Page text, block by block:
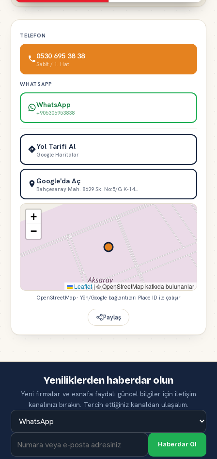
TELEFON
0530 695 38 38
Sabit / 1. Hat
WHATSAPP
WhatsApp
+905306953838
Yol Tarifi Al
Google Haritalar
Google'da Aç
Bahçesaray Mah. 8629 Sk. No:5/G K-14…
+
−
Leaflet |© OpenStreetMap katkıda bulunanlar
OpenStreetMap · Yön/Google bağlantıları Place ID ile çalışır
Paylaş
Yeniliklerden haberdar olun
Yeni firmalar ve esnafa faydalı güncel bilgiler için iletişim
kanalınızı bırakın. Tercih ettiğiniz kanaldan ulaşalım.
Haberdar Ol